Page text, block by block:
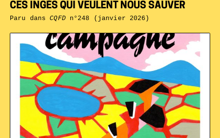
CES INGÉS QUI VEULENT NOUS SAUVER
Paru dansCQFDn°248 (janvier 2026)